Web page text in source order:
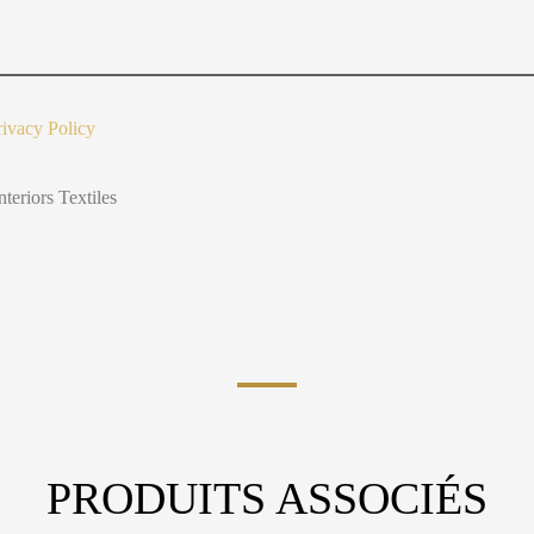
Y
Policy
Textiles
PRODUITS ASSOCIÉS